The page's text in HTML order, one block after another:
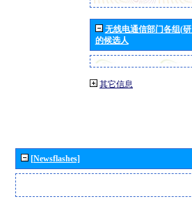
无线电通信部门各组(
的候选人
其它信息
[Newsflashes]